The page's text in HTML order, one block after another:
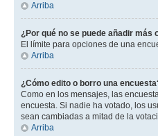
Arriba
¿Por qué no se puede añadir más
El límite para opciones de una
Arriba
¿Cómo edito o borro una
Como en los mensajes, las
encuesta. Si nadie ha votado, los
sean cambiadas a mitad de la
Arriba